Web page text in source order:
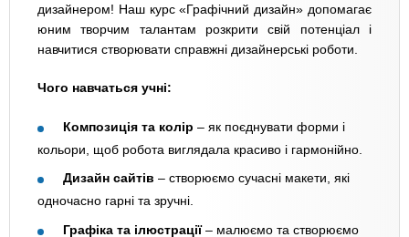
дизайнером! Наш курс «Графічний дизайн» допомагає
юним творчим талантам розкрити свій потенціал і
навчитися створювати справжні дизайнерські роботи.
Чого навчаться учні:
Композиція та колір – як поєднувати форми і
кольори, щоб робота виглядала красиво і гармонійно.
Дизайн сайтів – створюємо сучасні макети, які
одночасно гарні та зручні.
Графіка та ілюстрації– малюємо та створюємо